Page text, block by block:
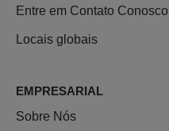
Entre em Contato Conosco
Locais globais
EMPRESARIAL
Sobre Nós